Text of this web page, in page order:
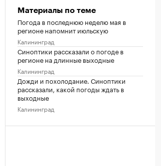
Материалы по теме
Погода в последнюю неделю мая в
регионе напомнит июльскую
Калининград
Синоптики рассказали о погоде в
регионе на длинные выходные
Калининград
Дожди и похолодание. Синоптики
рассказали, какой погоды ждать в
выходные
Калининград